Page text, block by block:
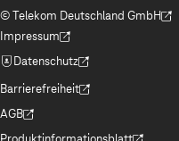
© Telekom Deutschland GmbH
(Der Link wird in einem neuen Tab
Impressum
(Der Link wird in einem neuen Tab
Datenschutz
(Der Link wird in einem neuen Tab
Barrierefreiheit
(Der Link wird in einem neuen Tab
AGB
(Der Link wird in einem neuen Tab